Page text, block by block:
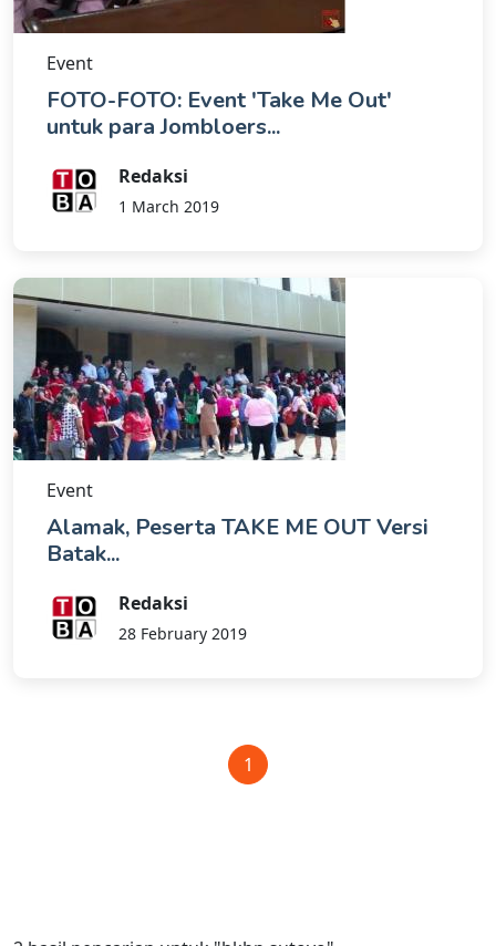
Event
FOTO-FOTO: Event 'Take Me Out'
untuk para Jombloers...
Redaksi
1 March 2019
Event
Alamak, Peserta TAKE ME OUT Versi
Batak...
Redaksi
28 February 2019
1